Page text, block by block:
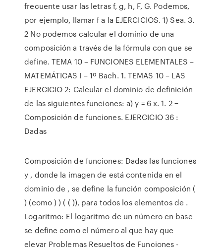
frecuente usar las letras f, g, h, F, G. Podemos,
por ejemplo, llamar f a la EJERCICIOS. 1) Sea. 3.
2 No podemos calcular el dominio de una
composición a través de la fórmula con que se
define. TEMA 10 – FUNCIONES ELEMENTALES –
MATEMÁTICAS I – 1º Bach. 1. TEMAS 10 – LAS
EJERCICIO 2: Calcular el dominio de definición
de las siguientes funciones: a) y = 6 x. 1. 2 −
Composición de funciones. EJERCICIO 36 :
Dadas
Composición de funciones: Dadas las funciones
y , donde la imagen de está contenida en el
dominio de , se define la función composición (
) (como ) ) ( ( )), para todos los elementos de .
Logaritmo: El logaritmo de un número en base
se define como el número al que hay que
elevar Problemas Resueltos de Funciones -